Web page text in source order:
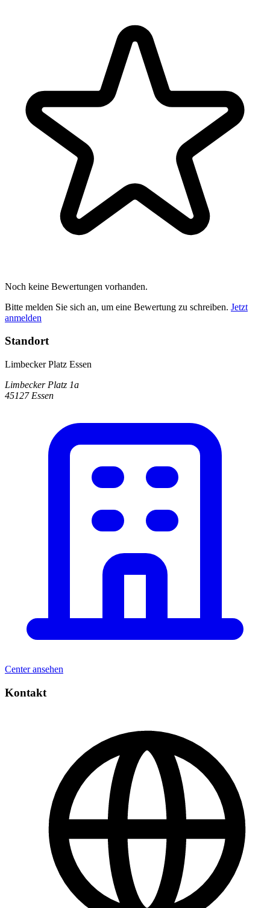
Noch keine Bewertungen vorhanden.
Bitte melden Sie sich an, um eine Bewertung zu schreiben. Jetzt
anmelden
Standort
Limbecker Platz Essen
Limbecker Platz 1a
45127 Essen
Center ansehen
Kontakt